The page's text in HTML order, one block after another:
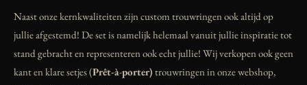
Naast onze kernkwaliteiten zijn custom trouwringen ook altijd op
jullie afgestemd! De set is namelijk helemaal vanuit jullie inspiratie tot
stand gebracht en representeren ook echt jullie! Wij verkopen ook geen
kant en klare setjes (Prêt-à-porter) trouwringen in onze webshop,